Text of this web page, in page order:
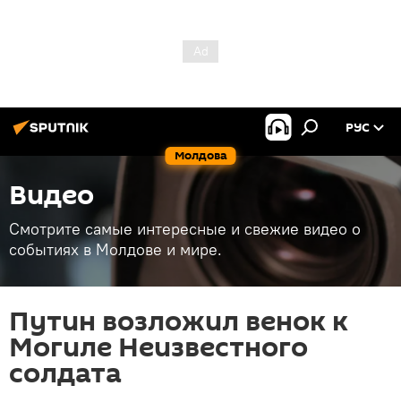
Молдова
РУС
Видео
Смотрите самые интересные и свежие видео о
событиях в Молдове и мире.
Путин возложил венок к
Могиле Неизвестного
солдата